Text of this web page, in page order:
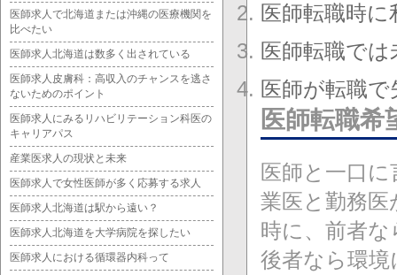
医師転職時
医師転職で
医師が転職
医師転職希
医師と一口
業医と勤務
時に、前者
後者なら環
医師求人で北海道または沖縄の医療機関を
比べたい
医師求人北海道は数多く出されている
医師求人皮膚科：高収入のチャンスを逃さ
ないためのポイント
医師求人にみるリハビリテーション科医の
キャリアパス
産業医求人の現状と未来
医師求人で女性医師が多く応募する求人
医師求人北海道は駅から遠い？
医師求人北海道を大学病院を探したい
医師求人における循環器内科って